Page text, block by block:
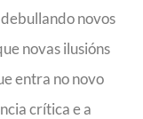
novos
novas ilusións
entra no novo
crítica e a